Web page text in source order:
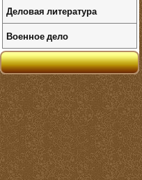
Деловая литература
Военное дело